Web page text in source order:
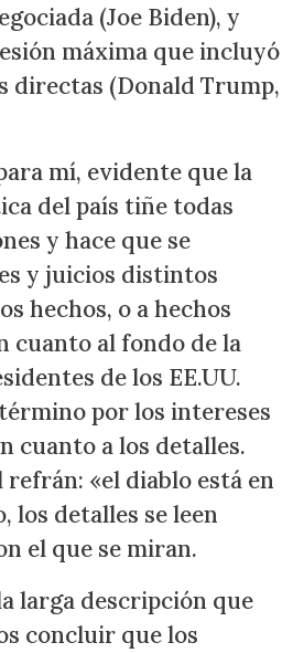
(Joe Biden), y
máxima que incluyó
directas (Donald Trump,
mí, evidente que la
del país tiñe todas
y hace que se
y juicios distintos
hechos, o a hechos
cuanto al fondo de la
de los EE.UU.
por los intereses
cuanto a los detalles.
refrán: «el diablo está en
los detalles se leen
el que se miran.
larga descripción que
concluir que los